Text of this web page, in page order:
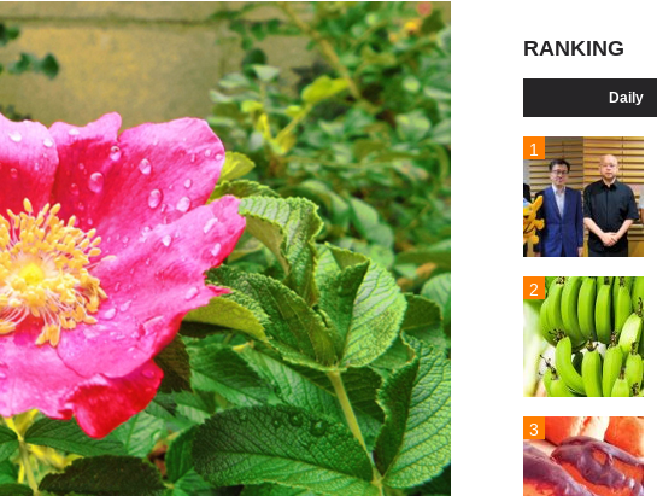
RANKING
Daily